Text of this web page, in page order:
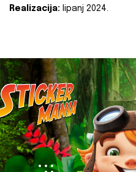
Realizacija: lipanj 2024.